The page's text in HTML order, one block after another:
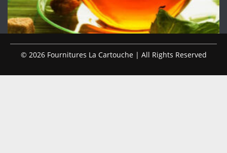
© 2026 Fournitures La Cartouche | All Rights Reserved